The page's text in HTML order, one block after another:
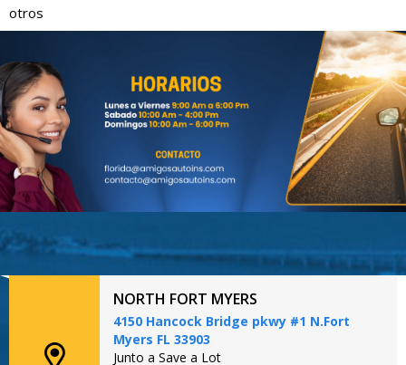
otros
NORTH FORT MYERS
4150 Hancock Bridge pkwy #1 N.Fort
Myers FL 33903
Junto a Save a Lot